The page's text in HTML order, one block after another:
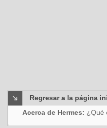
Regresar a la página
Acerca de Hermes: ¿Qué